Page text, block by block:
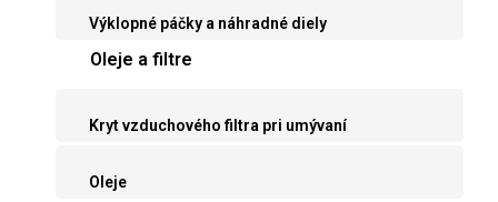
Výklopné páčky a náhradné diely
Oleje a filtre
Kryt vzduchového filtra pri umývaní
Oleje